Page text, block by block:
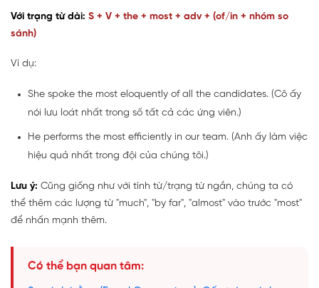
Với trạng từ dài: S + V + the + most + adv + (of/in + nhóm so
sánh)
Ví dụ:
She spoke the most eloquently of all the candidates. (Cô ấy
nói lưu loát nhất trong số tất cả các ứng viên.)
He performs the most efficiently in our team. (Anh ấy làm việc
hiệu quả nhất trong đội của chúng tôi.)
Lưu ý: Cũng giống như với tính từ/trạng từ ngắn, chúng ta có
thể thêm các lượng từ "much", "by far", "almost" vào trước "most"
để nhấn mạnh thêm.
Có thể bạn quan tâm: